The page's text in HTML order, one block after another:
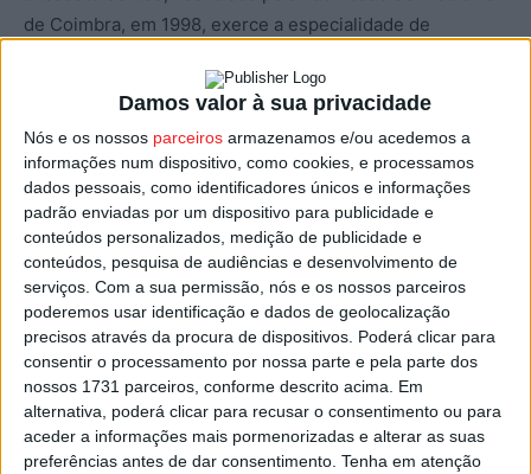
Damos valor à sua privacidade
Nós e os nossos parceiros armazenamos e/ou acedemos a
informações num dispositivo, como cookies, e processamos
dados pessoais, como identificadores únicos e informações
padrão enviadas por um dispositivo para publicidade e
conteúdos personalizados, medição de publicidade e
conteúdos, pesquisa de audiências e desenvolvimento de
serviços. Com a sua permissão, nós e os nossos parceiros
poderemos usar identificação e dados de geolocalização
precisos através da procura de dispositivos. Poderá clicar para
consentir o processamento por nossa parte e pela parte dos
nossos 1731 parceiros, conforme descrito acima. Em
alternativa, poderá clicar para recusar o consentimento ou para
aceder a informações mais pormenorizadas e alterar as suas
preferências antes de dar consentimento. Tenha em atenção
de Coimbra, em 1998, exerce a especialidade de
2006, data em que assumiu a responsabilidade pelo setor
do Internamento de Adolescentes.
É desde 2014 coordenadora da Unidade de Medicina do
Adolescente do Serviço de Pediatria, no Centro Hospital
Tondela – Viseu, desempenhando ainda funções na
Equipa das Perturbações do Comportamento Alimentar.
Elisabete Silva Santos é, desde 2023, vogal do Conselho
Sub-Regional de Viseu da Ordem dos Médicos.
Esta e outras notícias para ouvir na Estação Diária – 96.8
FM ou emwww.968.fm